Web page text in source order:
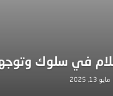
في سلوك
مايو 13, 2025